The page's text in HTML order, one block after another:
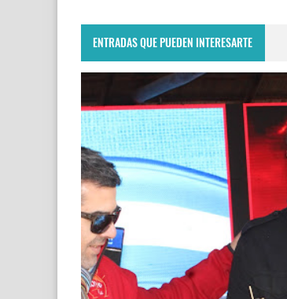
ENTRADAS QUE PUEDEN INTERESARTE